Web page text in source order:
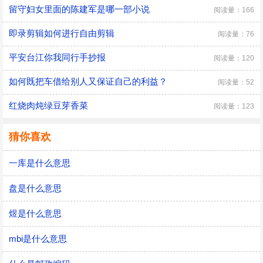
留守妇女里面的陈建军是哪一部小说 阅读量：166
即录剪辑如何进行自由剪辑 阅读量：76
平安台江你我同行手抄报 阅读量：120
如何既把车借给别人又保证自己的利益？ 阅读量：52
红烧肉炖绿豆芽香菜 阅读量：123
猜你喜欢
一库是什么意思
盘是什么意思
煜是什么意思
mbi是什么意思